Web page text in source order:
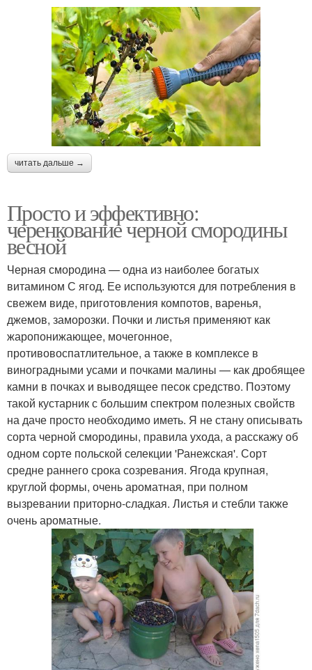
читать дальше →
Просто и эффективно:
черенкование черной смородины
весной
Черная смородина — одна из наиболее богатых
витамином С ягод. Ее используются для потребления в
свежем виде, приготовления компотов, варенья,
джемов, заморозки. Почки и листья применяют как
жаропонижающее, мочегонное,
противовоспатлительное, а также в комплексе в
виноградными усами и почками малины — как дробящее
камни в почках и выводящее песок средство. Поэтому
такой кустарник с большим спектром полезных свойств
на даче просто необходимо иметь. Я не стану описывать
сорта черной смородины, правила ухода, а расскажу об
одном сорте польской селекции 'Ранежская'. Сорт
средне раннего срока созревания. Ягода крупная,
круглой формы, очень ароматная, при полном
вызревании приторно-сладкая. Листья и стебли также
очень ароматные.